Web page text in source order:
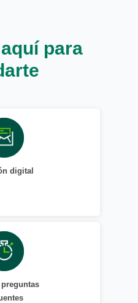
para
digital